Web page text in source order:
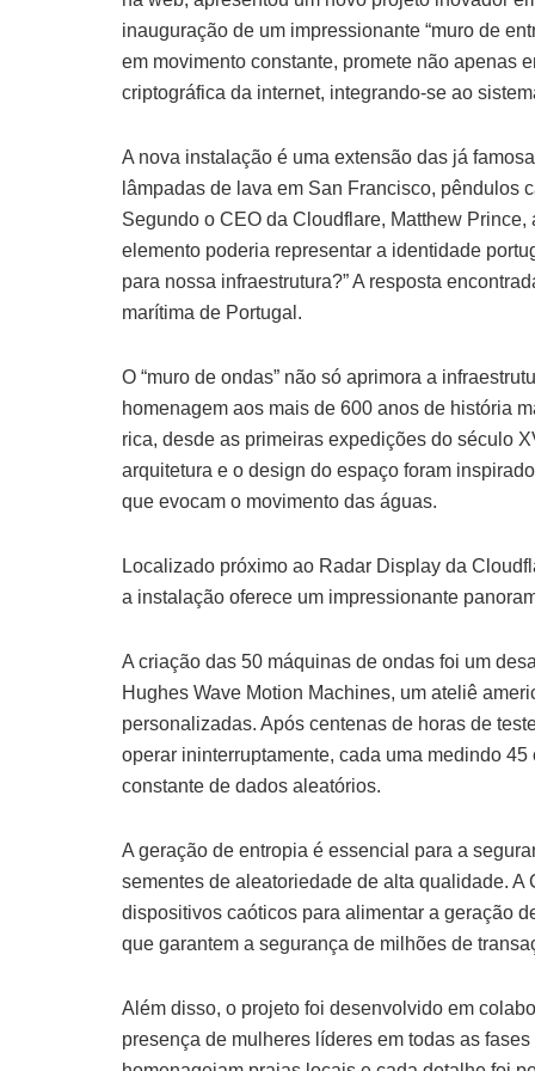
inauguração de um impressionante “muro de
em movimento constante, promete não apenas
criptográfica da internet, integrando-se ao
A nova instalação é uma extensão das já
lâmpadas de lava em San Francisco, pêndulos
Segundo o CEO da Cloudflare, Matthew
elemento poderia representar a identidade
para nossa infraestrutura?” A resposta
marítima de Portugal.
O “muro de ondas” não só aprimora a
homenagem aos mais de 600 anos de história
rica, desde as primeiras expedições do século
arquitetura e o design do espaço foram
que evocam o movimento das águas.
Localizado próximo ao Radar Display da
a instalação oferece um impressionante
A criação das 50 máquinas de ondas foi um
Hughes Wave Motion Machines, um ateliê
personalizadas. Após centenas de horas de
operar ininterruptamente, cada uma medindo
constante de dados aleatórios.
A geração de entropia é essencial para a
sementes de aleatoriedade de alta qualidade.
dispositivos caóticos para alimentar a geração
que garantem a segurança de milhões de
Além disso, o projeto foi desenvolvido em
presença de mulheres líderes em todas as